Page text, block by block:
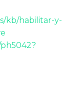
kb/habilitar-y-